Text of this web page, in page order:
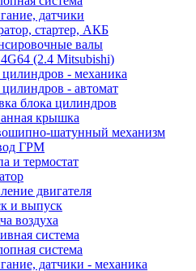
датчики
стартер, АКБ
валы
(2.4 Mitsubishi)
- механика
- автомат
блока цилиндров
крышка
шатунный механизм
ГРМ
и термостат
двигателя
и выпуск
воздуха
система
система
датчики - механика